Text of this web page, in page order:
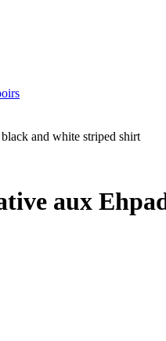
aux